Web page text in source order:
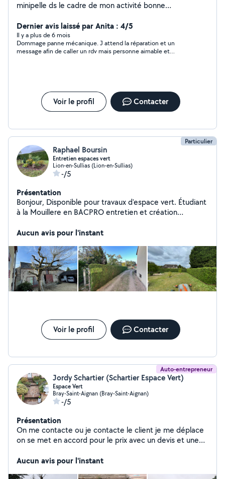
minipelle ds le cadre de mon activité bonne
Dernier avis laissé par Anita : 4/5
Il y a plus de 6 mois
Dommage panne mécanique. J attend la réparation et un
message afin de caller un rdv mais personne aimable et
Voir le profil Contacter
Particulier
Raphael Boursin
Entretien espaces vert
Lion-en-Sullias (Lion-en-Sullias)
-/5
Présentation
Bonjour, Disponible pour travaux d'espace vert. Étudiant
à la Mouillere en BACPRO entretien et création
Aucun avis pour l'instant
Voir le profil Contacter
Auto-entrepreneur
Jordy Schartier (Schartier Espace Vert)
Espace Vert
Bray-Saint-Aignan (Bray-Saint-Aignan)
-/5
Présentation
On me contacte ou je contacte le client je me déplace
on se met en accord pour le prix avec un devis et une
Aucun avis pour l'instant